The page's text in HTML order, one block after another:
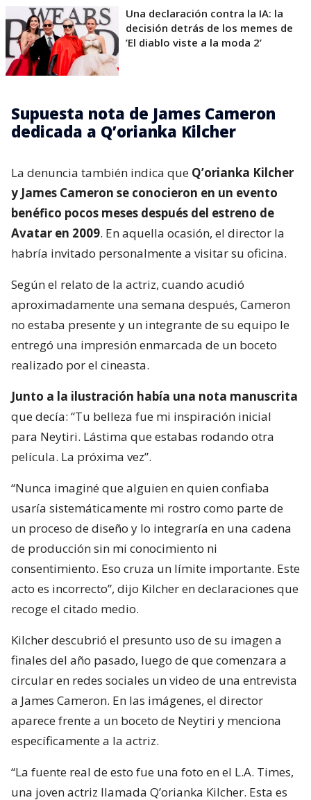
Una declaración contra la IA: la
decisión detrás de los memes de
’El diablo viste a la moda 2’
Supuesta nota de James Cameron
dedicada a Q’orianka Kilcher
La denuncia también indica que Q’orianka Kilcher
y James Cameron se conocieron en un evento
benéfico pocos meses después del estreno de
Avatar en 2009. En aquella ocasión, el director la
habría invitado personalmente a visitar su oficina.
Según el relato de la actriz, cuando acudió
aproximadamente una semana después, Cameron
no estaba presente y un integrante de su equipo le
entregó una impresión enmarcada de un boceto
realizado por el cineasta.
Junto a la ilustración había una nota manuscrita
que decía: “Tu belleza fue mi inspiración inicial
para Neytiri. Lástima que estabas rodando otra
película. La próxima vez”.
“Nunca imaginé que alguien en quien confiaba
usaría sistemáticamente mi rostro como parte de
un proceso de diseño y lo integraría en una cadena
de producción sin mi conocimiento ni
consentimiento. Eso cruza un límite importante. Este
acto es incorrecto”, dijo Kilcher en declaraciones que
recoge el citado medio.
Kilcher descubrió el presunto uso de su imagen a
finales del año pasado, luego de que comenzara a
circular en redes sociales un video de una entrevista
a James Cameron. En las imágenes, el director
aparece frente a un boceto de Neytiri y menciona
específicamente a la actriz.
“La fuente real de esto fue una foto en el L.A. Times,
una joven actriz llamada Q’orianka Kilcher. Esta es